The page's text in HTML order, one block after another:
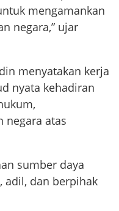
mengamankan
negara,” ujar
menyatakan kerja
nyata kehadiran
negara atas
sumber daya
adil, dan berpihak